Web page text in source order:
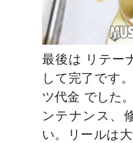
最後は リテー
して完了です
ツ代金 でした
ンテナンス、
い。リールは